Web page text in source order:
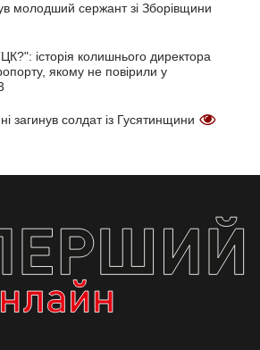
молодший сержант зі Зборівщини
історія колишнього директора
якому не повірили у
загинув солдат із Гусятинщини